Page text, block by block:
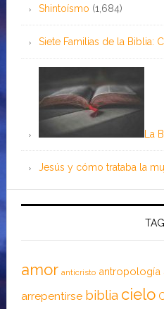
Shintoísmo (1,684)
Siete Familias de la Biblia:
La
Jesús y cómo trataba la
amor anticristo antropología
arrepentirse biblia cielo